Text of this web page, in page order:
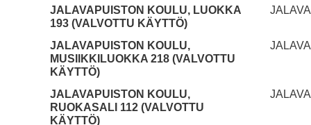
JALAVAPUISTON KOULU, LUOKKA
193 (VALVOTTU KÄYTTÖ)
JALAVAPUISTON KOULU,
MUSIIKKILUOKKA 218 (VALVOTTU
KÄYTTÖ)
JALAVAPUISTON KOULU,
RUOKASALI 112 (VALVOTTU
KÄYTTÖ)